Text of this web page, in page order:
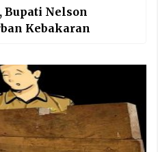
Bupati Nelson
Kebakaran